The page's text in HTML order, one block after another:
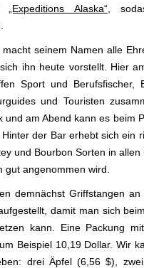
„Expeditions Alaska“,
macht seinem Namen alle
ihn heute vorstellt. Hier
Sport und Berufsfischer,
und Touristen
und am Abend kann es beim
der Bar erhebt sich ein
und Bourbon Sorten in allen
gut angenommen wird.
demnächst Griffstangen an
damit man sich
kann. Eine Packung
Beispiel 10,19 Dollar. Wir
drei Äpfel (6,56 $),